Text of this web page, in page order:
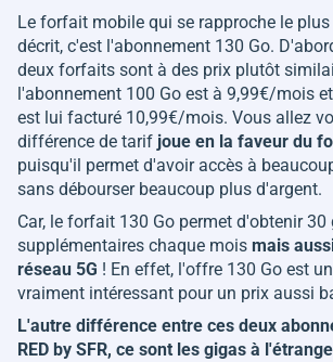
Le forfait mobile qui se rapproche le
décrit, c'est l'abonnement 130 Go.
deux forfaits sont à des prix plutôt
l'abonnement 100 Go est à 9,99€/mois
est lui facturé 10,99€/mois. Vous allez
différence de tarif joue en la faveur du
puisqu'il permet d'avoir accès à
sans débourser beaucoup plus d'argent.
Car, le forfait 130 Go permet d'obtenir 30
supplémentaires chaque mois mais
réseau 5G ! En effet, l'offre 130 Go est
vraiment intéressant pour un prix aussi
L'autre différence entre ces deux
RED by SFR, ce sont les gigas à